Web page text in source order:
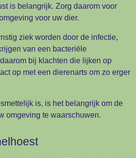
is belangrijk. Zorg daarom voor
voor uw dier.
ziek worden door de infectie,
van een bacteriële
bij klachten die lijken op
op met een dierenarts om zo erger
is, is het belangrijk om de
omgeving te waarschuwen.